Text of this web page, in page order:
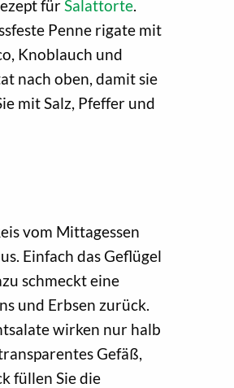
für Salattorte
Penne rigate mit
Knoblauch und
nach oben, damit sie
mit Salz, Pfeffer und
vom Mittagessen
Einfach das Geflügel
schmeckt eine
und Erbsen zurück.
wirken nur halb
Gefäß,
füllen Sie die